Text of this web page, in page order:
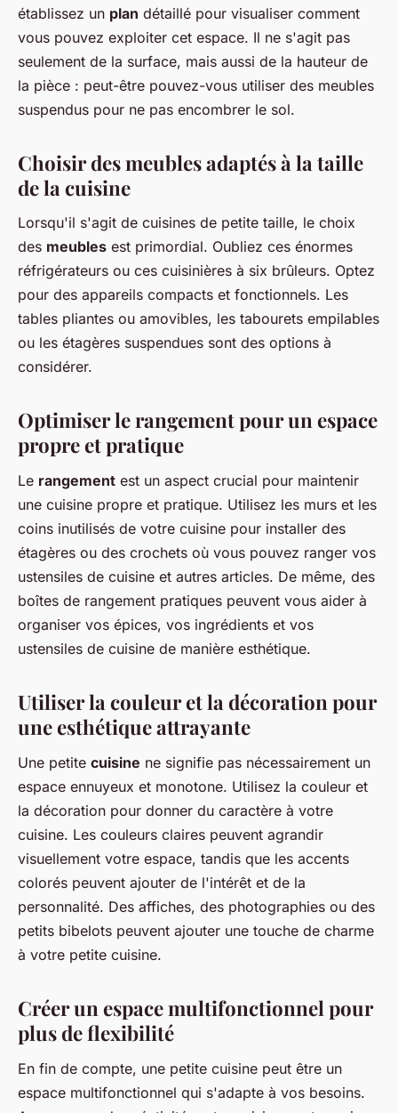
établissez un plan détaillé pour visualiser comment
vous pouvez exploiter cet espace. Il ne s'agit pas
seulement de la surface, mais aussi de la hauteur de
la pièce : peut-être pouvez-vous utiliser des meubles
suspendus pour ne pas encombrer le sol.
Choisir des meubles adaptés à la taille
de la cuisine
Lorsqu'il s'agit de cuisines de petite taille, le choix
des meubles est primordial. Oubliez ces énormes
réfrigérateurs ou ces cuisinières à six brûleurs. Optez
pour des appareils compacts et fonctionnels. Les
tables pliantes ou amovibles, les tabourets empilables
ou les étagères suspendues sont des options à
considérer.
Optimiser le rangement pour un espace
propre et pratique
Le rangement est un aspect crucial pour maintenir
une cuisine propre et pratique. Utilisez les murs et les
coins inutilisés de votre cuisine pour installer des
étagères ou des crochets où vous pouvez ranger vos
ustensiles de cuisine et autres articles. De même, des
boîtes de rangement pratiques peuvent vous aider à
organiser vos épices, vos ingrédients et vos
ustensiles de cuisine de manière esthétique.
Utiliser la couleur et la décoration pour
une esthétique attrayante
Une petite cuisine ne signifie pas nécessairement un
espace ennuyeux et monotone. Utilisez la couleur et
la décoration pour donner du caractère à votre
cuisine. Les couleurs claires peuvent agrandir
visuellement votre espace, tandis que les accents
colorés peuvent ajouter de l'intérêt et de la
personnalité. Des affiches, des photographies ou des
petits bibelots peuvent ajouter une touche de charme
à votre petite cuisine.
Créer un espace multifonctionnel pour
plus de flexibilité
En fin de compte, une petite cuisine peut être un
espace multifonctionnel qui s'adapte à vos besoins.